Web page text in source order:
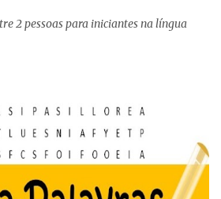
2 pessoas para iniciantes na língua